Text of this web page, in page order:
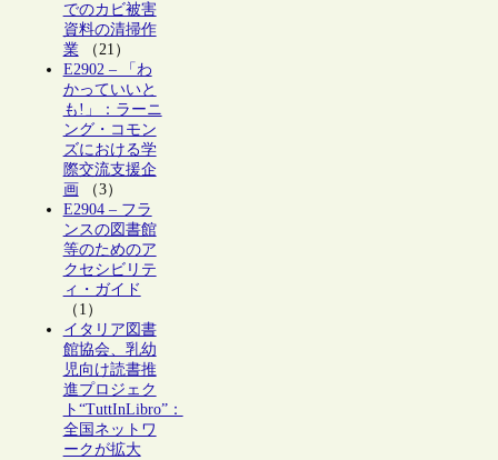
でのカビ被害
資料の清掃作
業（21）
E2902 – 「わ
かっていいと
も!」：ラーニ
ング・コモン
ズにおける学
際交流支援企
画 （3）
E2904 – フラ
ンスの図書館
等のためのア
クセシビリテ
ィ・ガイド
（1）
イタリア図書
館協会、乳幼
児向け読書推
進プロジェク
ト“TuttInLibro”：
全国ネットワ
ークが拡大